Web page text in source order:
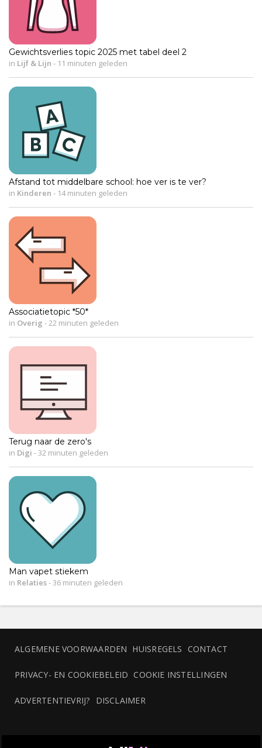
Gewichtsverlies topic 2025 met tabel deel 2
in Lijf & Lijn - 11 minuten geleden
Afstand tot middelbare school: hoe ver is te ver?
in Kinderen - 14 minuten geleden
Associatietopic *50*
in Overig - 22 minuten geleden
Terug naar de zero's
in Digi - 32 minuten geleden
Man vapet stiekem
in Relaties- 36 minuten geleden
ALGEMENE VOORWAARDEN HUISREGELS CONTACT
PRIVACY- EN COOKIEBELEID COOKIE INSTELLINGEN
ADVERTENTIEVRIJ? DISCLAIMER